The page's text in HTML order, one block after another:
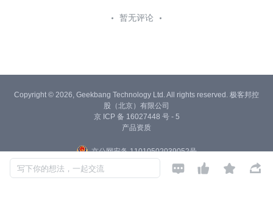
暂无评论
写下你的想法，一起交流    
Copyright © 2026, Geekbang Technology Ltd. All rights reserved. 极客邦控
股（北京）有限公司
京 ICP 备 16027448 号 - 5
产品资质
京公网安备 11010502039052号